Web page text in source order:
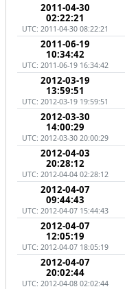
2011-04-30
02:22:21
UTC: 2011-04-30 08:22:21
2011-06-19
10:34:42
UTC: 2011-06-19 16:34:42
2012-03-19
13:59:51
UTC: 2012-03-19 19:59:51
2012-03-30
14:00:29
UTC: 2012-03-30 20:00:29
2012-04-03
20:28:12
UTC: 2012-04-04 02:28:12
2012-04-07
09:44:43
UTC: 2012-04-07 15:44:43
2012-04-07
12:05:19
UTC: 2012-04-07 18:05:19
2012-04-07
20:02:44
UTC: 2012-04-08 02:02:44